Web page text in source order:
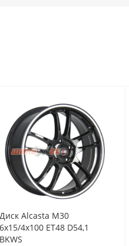
Диск Alcasta M30
6x15/4x100 ET48 D54,1
BKWS